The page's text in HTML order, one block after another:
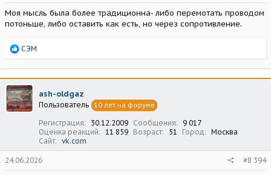
Моя мысль была более традиционна- либо перемотать проводом
потоньше, либо оставить как есть, но через сопротивление.
Р
а
к
ц
и
и
СЭМ
ash-oldgaz
Пользователь 10 лет на форуме
Регистрация 30.12.2009 Сообщения
9 017
Оценка реакций
11 859 Возраст 51 Город
Москва
Сайт
vk.com
24.06.2026 #8 394